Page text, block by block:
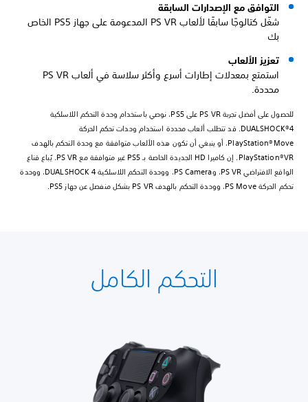
التوافق مع الإصدارات السابقة
شغّل كتالوجًا سابقًا لألعاب PS VR المدعومة على جهاز PS5 الخاص
بك
تعزيز الألعاب
استمتع بمعدلات إطارات أسرع وأكثر سلاسة في ألعاب PS VR
محددة.
للحصول على أفضل تجربة PS VR على PS5، نوصي باستخدام وحدة التحكم اللاسلكية
DUALSHOCK®4. قد تتطلب ألعاب محددة استخدام وحدات تحكم الحركة
PlayStation®Move، أو ينبغي أن تكون هذه الألعاب متوافقة مع وحدة التحكم بالهدف
PlayStation®VR. إن كاميرا HD الجديدة الخاصة بـ PS5 غير متوافقة مع PS VR. يُباع قناع
الواقع الافتراضي PS VR، وPS Camera، ووحدة التحكم اللاسلكية DUALSHOCK 4، ووحدة
تحكم الحركة PS Move، ووحدة التحكم بالهدف PS VR بشكل منفصل عن جهاز PS5.
التحكم الكامل